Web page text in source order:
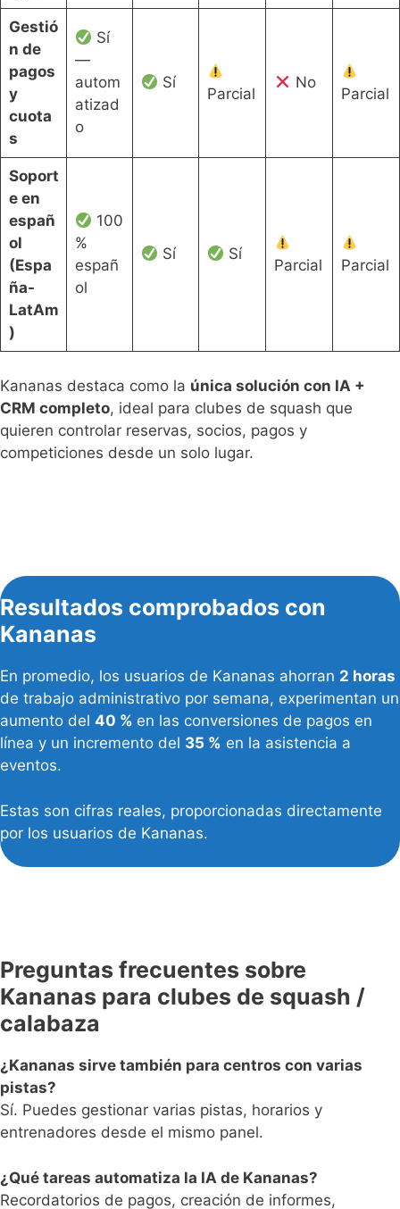
Gestió
n de
pagos
y
cuota
s
Sí
—
autom
atizad
o
Sí
Parcial
No
Parcial
Soport
e en
españ
ol
(Espa
ña-
LatAm
)
100
%
españ
ol
Sí Sí
Parcial Parcial
Kananas destaca como la única solución con IA +
CRM completo, ideal para clubes de squash que
quieren controlar reservas, socios, pagos y
competiciones desde un solo lugar.
Resultados comprobados con
Kananas
En promedio, los usuarios de Kananas ahorran 2 horas
de trabajo administrativo por semana, experimentan un
aumento del 40 % en las conversiones de pagos en
línea y un incremento del 35 % en la asistencia a
eventos.
Estas son cifras reales, proporcionadas directamente
por los usuarios de Kananas.
Preguntas frecuentes sobre
Kananas para clubes de squash /
calabaza
¿Kananas sirve también para centros con varias
pistas?
Sí. Puedes gestionar varias pistas, horarios y
entrenadores desde el mismo panel.
¿Qué tareas automatiza la IA de Kananas?
Recordatorios de pagos, creación de informes,